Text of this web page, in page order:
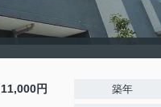
11,000円 築年